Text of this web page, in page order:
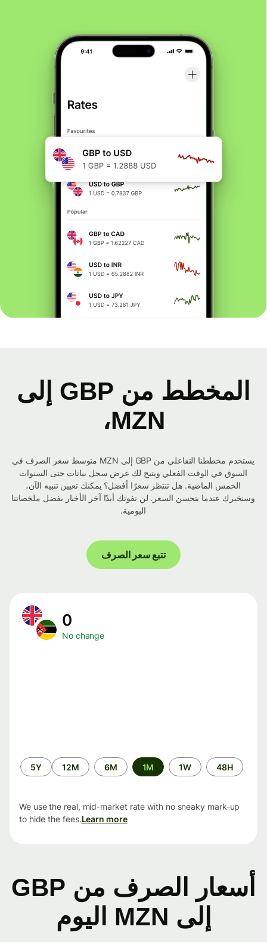
المخطط من GBP إلى
MZN،
يستخدم مخططنا التفاعلي من GBP إلى MZN متوسط ​​سعر الصرف في
السوق في الوقت الفعلي ويتيح لك عرض سجل بيانات حتى السنوات
الخمس الماضية. هل تنتظر سعرًا أفضل؟ يمكنك تعيين تنبيه الآن،
وسنخبرك عندما يتحسن السعر. لن تفوتك أبدًا آخر الأخبار بفضل ملخصاتنا
اليومية.
تتبع سعر الصرف
No change
الفترة
الزمنية
48H
1W
1M
6M
12M
5Y
We use the real, mid-market rate with no sneaky mark-up
to hide the fees.Learn more
أسعار الصرف من GBP
إلى MZN اليوم